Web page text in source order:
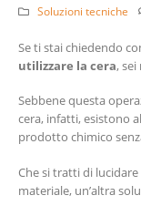
Soluzioni tecniche
Se ti stai chiedendo
utilizzare la cera,
Sebbene questa
cera, infatti, esistono
prodotto chimico
Che si tratti di lucidare
materiale, un’altra